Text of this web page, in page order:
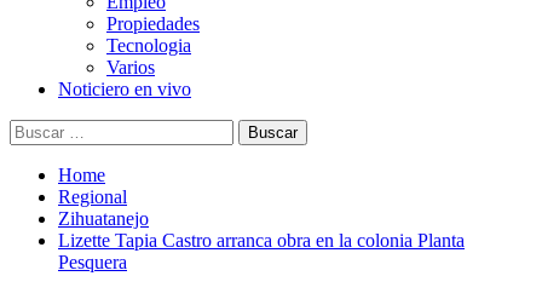
Propiedades
Tecnologia
Varios
Noticiero en vivo
Buscar:
Home
Regional
Zihuatanejo
Lizette Tapia Castro arranca obra en la colonia Planta
Pesquera